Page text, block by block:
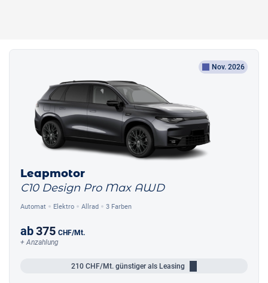
Nov. 2026
Leapmotor
C10 Design Pro Max AWD
Automat Elektro Allrad 3 Farben
ab375 CHF/Mt.
+ Anzahlung
210 CHF/Mt. günstiger als Leasing